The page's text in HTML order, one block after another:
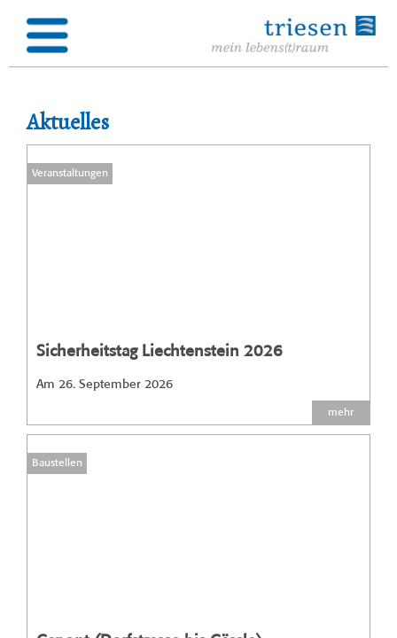
Aktuelles
Veranstaltungen
Sicherheitstag Liechtenstein 2026
Am 26. September 2026
mehr
Baustellen